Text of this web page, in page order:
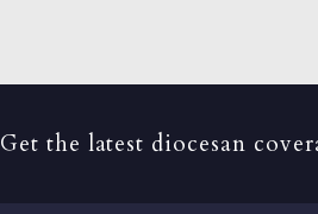
Get the latest diocesan